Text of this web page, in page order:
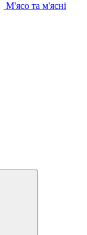
М'ясо та м'ясні